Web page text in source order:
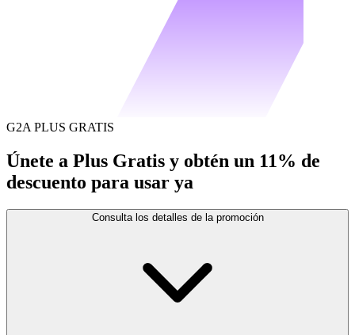
G2A PLUS GRATIS
Únete a Plus Gratis y obtén un 11% de
descuento para usar ya
Consulta los detalles de la promoción